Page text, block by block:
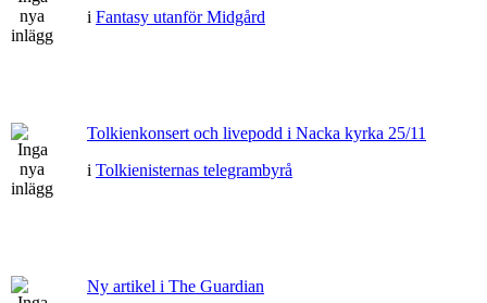
i Fantasy utanför Midgård
Tolkienkonsert och livepodd i Nacka kyrka 25/11
i Tolkienisternas telegrambyrå
Ny artikel i The Guardian